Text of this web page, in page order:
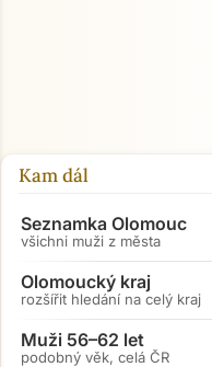
Kam dál
Seznamka Olomouc
všichni muži z města
Olomoucký kraj
rozšířit hledání na celý kraj
Muži 56–62 let
podobný věk, celá ČR